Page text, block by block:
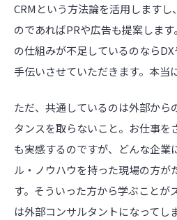
CRMという方法論を活用しますし
のであればPRや広告も提案しま
の仕組みが不足しているのなら
手伝いさせていただきます。本当
ただ、共通しているのは外部から
タンスを取らないこと。お仕事を
も実感するのですが、どんな企業
ル・ノウハウを持った現場の方が
す。そういった方から学ぶことが
は外部コンサルタントになってし